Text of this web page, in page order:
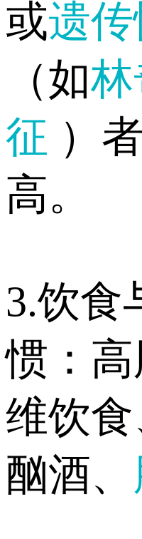
或遗
（如
征 ）
高。
3.饮食
惯：
维饮食
酗酒、